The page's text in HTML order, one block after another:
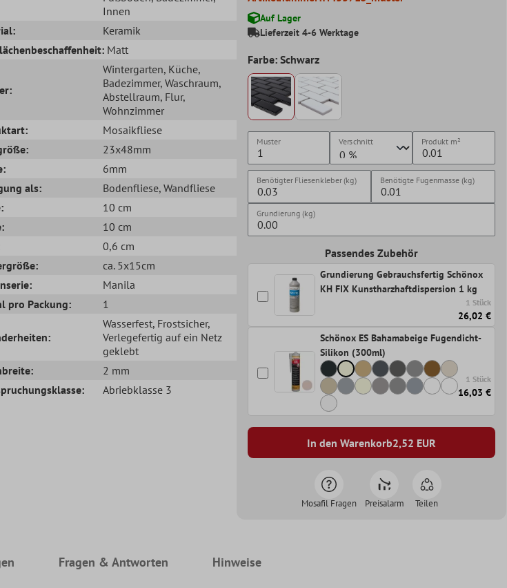
Innen
Keramik
Matt
Wintergarten, Küche,
Badezimmer, Waschraum,
Abstellraum, Flur,
Wohnzimmer
Mosaikfliese
23x48mm
6mm
als:
Bodenfliese, Wandfliese
10 cm
10 cm
0,6 cm
ca. 5x15cm
Manila
pro Packung:
1
Wasserfest, Frostsicher,
Verlegefertig auf ein Netz
geklebt
2 mm
Abriebklasse 3
Auf Lager
Lieferzeit 4-6 Werktage
Farbe: Schwarz
Muster Verschnitt Produkt m²
Benötigter Fliesenkleber (kg) Benötigte Fugenmasse (kg)
Grundierung (kg)
Passendes Zubehör
Grundierung Gebrauchsfertig Schönox
KH FIX Kunstharzhaftdispersion 1 kg
1 Stück
26,02 €
Schönox ES Bahamabeige Fugendicht-
Silikon (300ml)
1 Stück
16,03 €
In den Warenkorb2,52 EUR
Mosafil Fragen Preisalarm Teilen
Fragen & Antworten Hinweise